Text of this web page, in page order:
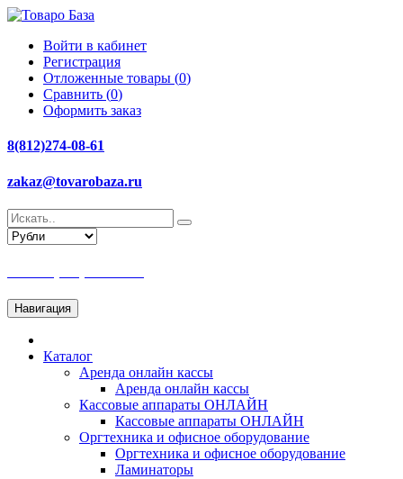
Войти в кабинет
Регистрация
Отложенные товары (0)
Сравнить (0)
Оформить заказ
8(812)274-08-61
zakaz@tovarobaza.ru
Навигация
Каталог
Аренда онлайн кассы
Аренда онлайн кассы
Кассовые аппараты ОНЛАЙН
Кассовые аппараты ОНЛАЙН
Оргтехника и офисное оборудование
Оргтехника и офисное оборудование
Ламинаторы